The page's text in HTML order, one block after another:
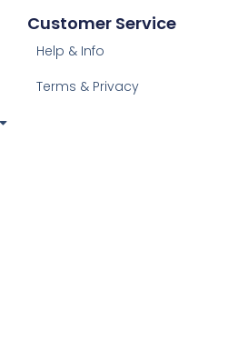
Customer Service
Help & Info
Terms & Privacy